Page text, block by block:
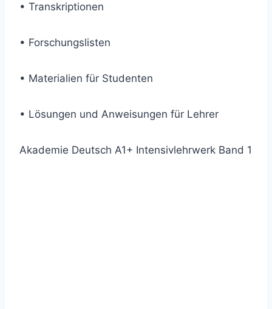
• Transkriptionen
• Forschungslisten
• Materialien für Studenten
• Lösungen und Anweisungen für Lehrer
Akademie Deutsch A1+ Intensivlehrwerk Band 1